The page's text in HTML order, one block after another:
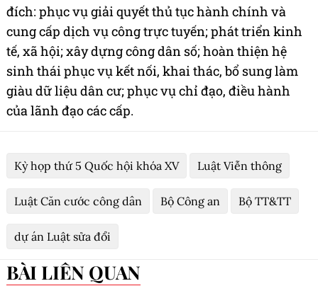
đích: phục vụ giải quyết thủ tục hành chính và
cung cấp dịch vụ công trực tuyến; phát triển kinh
tế, xã hội; xây dựng công dân số; hoàn thiện hệ
sinh thái phục vụ kết nối, khai thác, bổ sung làm
giàu dữ liệu dân cư; phục vụ chỉ đạo, điều hành
của lãnh đạo các cấp.
Kỳ họp thứ 5 Quốc hội khóa XV Luật Viễn thông
Luật Căn cước công dân Bộ Công an Bộ TT&TT
dự án Luật sửa đổi
BÀI LIÊN QUAN